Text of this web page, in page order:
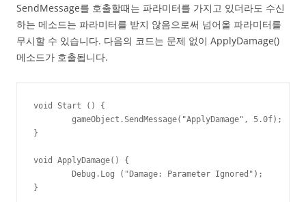
SendMessage를 호출할때는 파라미터를 가지고 있더라도 수신
하는 메소드는 파라미터를 받지 않음으로써 넘어올 파라미터를
무시할 수 있습니다. 다음의 코드는 문제 없이 ApplyDamage()
메소드가 호출됩니다.
void Start () {
}
void ApplyDamage() {
}